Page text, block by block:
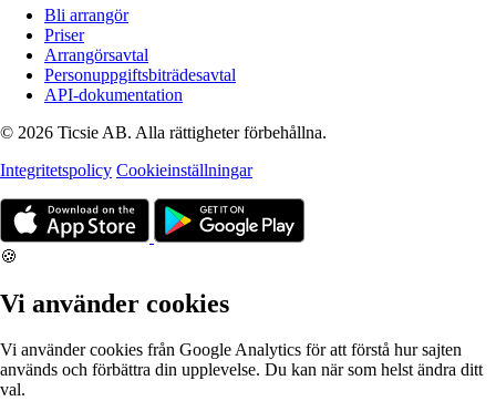
Bli arrangör
Priser
Arrangörsavtal
Personuppgiftsbiträdesavtal
API-dokumentation
© 2026 Ticsie AB. Alla rättigheter förbehållna.
Integritetspolicy Cookieinställningar
🍪
Vi använder cookies
Vi använder cookies från Google Analytics för att förstå hur sajten
används och förbättra din upplevelse. Du kan när som helst ändra ditt
val.